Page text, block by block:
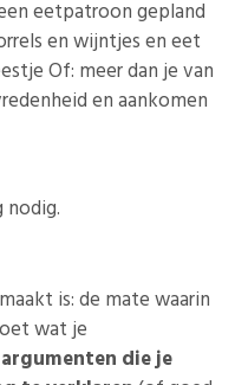
eetpatroon gepland
en wijntjes en eet
Of: meer dan je van
en aankomen
nodig.
is: de mate waarin
wat je
die je